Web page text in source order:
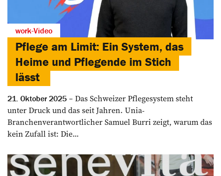
work-Video
Pflege am Limit: Ein System, das
Heime und Pflegende im Stich
lässt
21. Oktober 2025
Das Schweizer Pflegesystem steht
unter Druck und das seit Jahren. Unia-
Branchenverantwortlicher Samuel Burri zeigt, warum das
kein Zufall ist: Die...